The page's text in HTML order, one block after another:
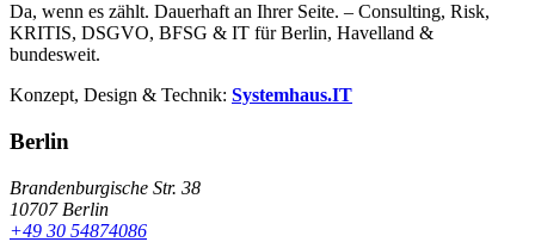
Da, wenn es zählt. Dauerhaft an Ihrer Seite. – Consulting, Risk,
KRITIS, DSGVO, BFSG & IT für Berlin, Havelland &
bundesweit.
Konzept, Design & Technik: Systemhaus.IT
Berlin
Brandenburgische Str. 38
10707 Berlin
+49 30 54874086